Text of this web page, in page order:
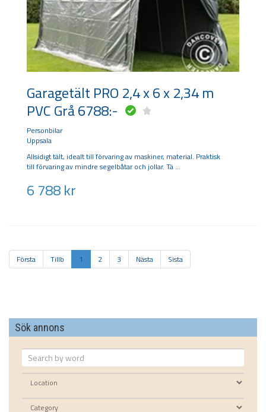
Garagetält PRO 2,4 x 6 x 2,34 m
PVC Grå 6788:-
Personbilar
Uppsala
Allsidigt tält, idealt till förvaring av maskiner, material. Praktisk
till förvaring av mindre segelbåtar och jollar. Tä
6 788kr
Första Tillb 1 2 3 Nästa Sista
Sök annons